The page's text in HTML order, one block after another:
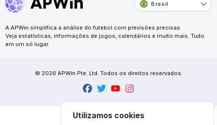
Brasil
A APWin simplifica a análise do futebol com previsões precisas.
Veja estatísticas, informações de jogos, calendários e muito mais. Tudo
em um só lugar.
© 2026 APWin Pte. Ltd. Todos os direitos reservados.
Utilizamos cookies